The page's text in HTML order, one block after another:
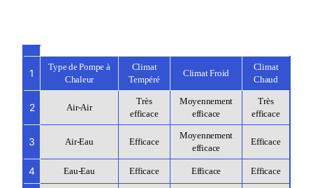
1
Type de Pompe à
Chaleur
Climat
Tempéré
Climat Froid
Climat
Chaud
2 Air-Air
Très
efficace
Moyennement
efficace
Très
efficace
3 Air-Eau Efficace
Moyennement
efficace
Efficace
4 Eau-Eau Efficace Efficace Efficace